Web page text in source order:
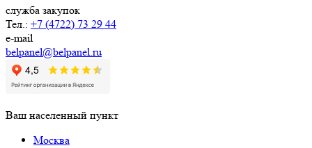
служба закупок
Тел.: +7 (4722) 73 29 44
e-mail
belpanel@belpanel.ru
Ваш населенный пункт
Москва